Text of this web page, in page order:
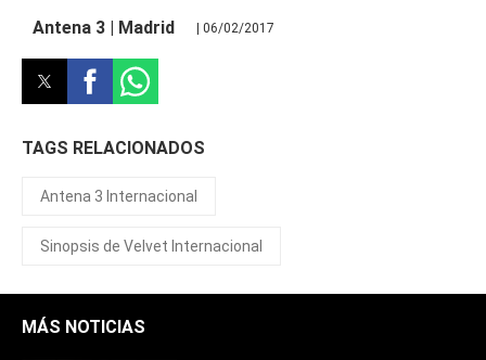
Antena 3 | Madrid
| 06/02/2017
TAGS RELACIONADOS
Antena 3 Internacional
Sinopsis de Velvet Internacional
MÁS NOTICIAS